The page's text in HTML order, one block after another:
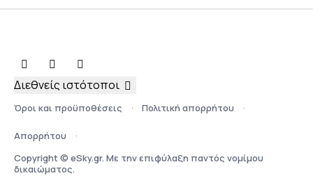
Όροι και προϋποθέσεις Πολιτική απορρήτου
Απορρήτου
Copyright © eSky.gr. Με την επιφύλαξη παντός νομίμου
δικαιώματος.
Διεθνείς ιστότοποι